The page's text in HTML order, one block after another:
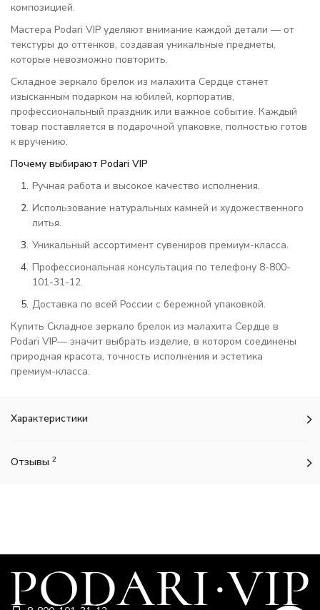
композицией.
Мастера Podari VIP уделяют внимание каждой детали — от
текстуры до оттенков, создавая уникальные предметы,
которые невозможно повторить.
Складное зеркало брелок из малахита Сердце станет
изысканным подарком на юбилей, корпоратив,
профессиональный праздник или важное событие. Каждый
товар поставляется в подарочной упаковке, полностью готов
к вручению.
Почему выбирают Podari VIP
Ручная работа и высокое качество исполнения.
Использование натуральных камней и художественного
литья.
Уникальный ассортимент сувениров премиум-класса.
Профессиональная консультация по телефону 8-800-
101-31-12.
Доставка по всей России с бережной упаковкой.
Купить Складное зеркало брелок из малахита Сердце в
Podari VIP— значит выбрать изделие, в котором соединены
природная красота, точность исполнения и эстетика
премиум-класса.
Характеристики
Отзывы 2